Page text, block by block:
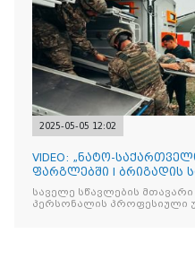
2025-05-05 12:02
VIDEO: „ნატო-
ფარგლებში I ბრიგადის
საველე ჰოსპიტალის
საველე სწავლების
პერსონალის პროფესიული